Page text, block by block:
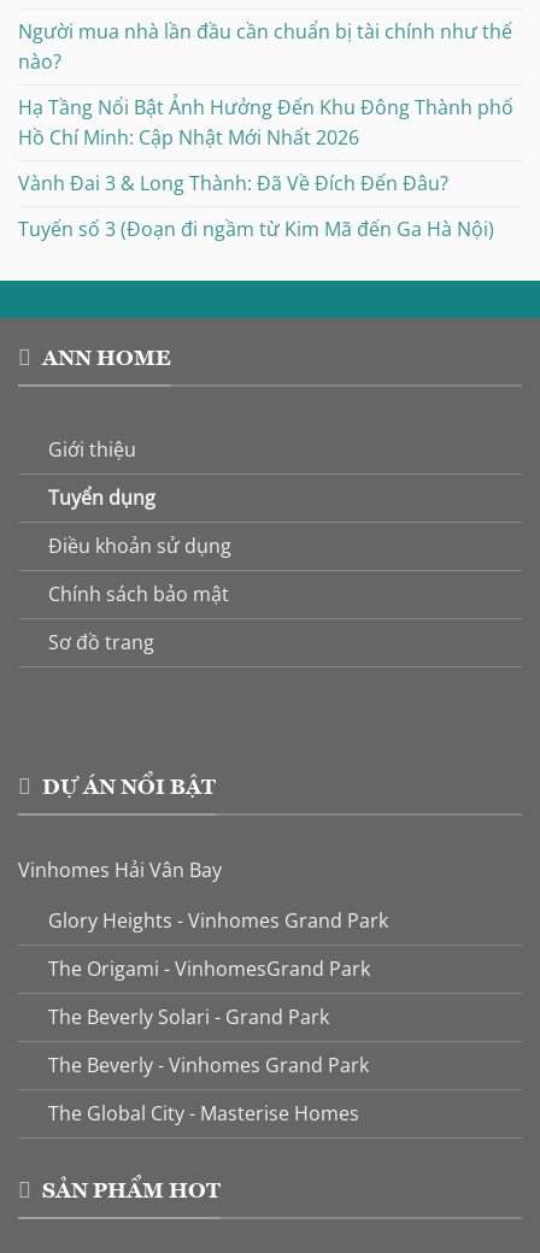
Người mua nhà lần đầu cần chuẩn bị tài chính như thế
nào?
Hạ Tầng Nổi Bật Ảnh Hưởng Đến Khu Đông Thành phố
Hồ Chí Minh: Cập Nhật Mới Nhất 2026
Vành Đai 3 & Long Thành: Đã Về Đích Đến Đâu?
Tuyến số 3 (Đoạn đi ngầm từ Kim Mã đến Ga Hà Nội)
ANN HOME
Giới thiệu
Tuyển dụng
Điều khoản sử dụng
Chính sách bảo mật
Sơ đồ trang
DỰ ÁN NỔI BẬT
Vinhomes Hải Vân Bay
Glory Heights - Vinhomes Grand Park
The Origami - VinhomesGrand Park
The Beverly Solari - Grand Park
The Beverly - Vinhomes Grand Park
The Global City - Masterise Homes
SẢN PHẨM HOT